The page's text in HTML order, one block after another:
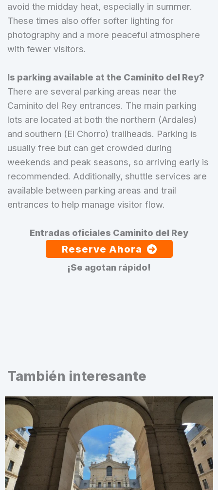
avoid the midday heat, especially in summer.
These times also offer softer lighting for
photography and a more peaceful atmosphere
with fewer visitors.
Is parking available at the Caminito del Rey?
There are several parking areas near the
Caminito del Rey entrances. The main parking
lots are located at both the northern (Ardales)
and southern (El Chorro) trailheads. Parking is
usually free but can get crowded during
weekends and peak seasons, so arriving early is
recommended. Additionally, shuttle services are
available between parking areas and trail
entrances to help manage visitor flow.
Entradas oficiales Caminito del Rey
Reserve Ahora
¡Se agotan rápido!
También interesante